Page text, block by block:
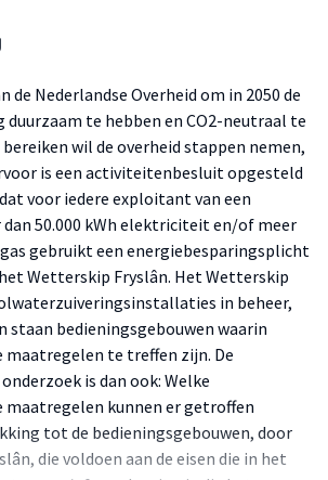
de Nederlandse Overheid om in 2050 de
te hebben en CO2-neutraal te
wil de overheid stappen nemen,
is een activiteitenbesluit opgesteld
voor iedere exploitant van een
50.000 kWh elektriciteit en/of meer
gebruikt een energiebesparingsplicht
Wetterskip Fryslân. Het Wetterskip
in beheer,
staan bedieningsgebouwen waarin
maatregelen te treffen zijn. De
is dan ook: Welke
maatregelen kunnen er getroffen
tot de bedieningsgebouwen, door
die voldoen aan de eisen die in het